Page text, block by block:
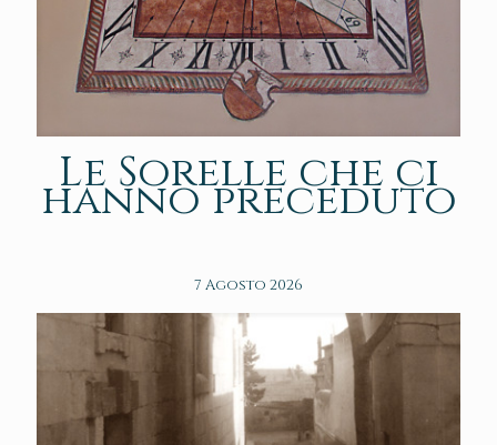
Le Sorelle che ci
hanno preceduto
7 Agosto 2026